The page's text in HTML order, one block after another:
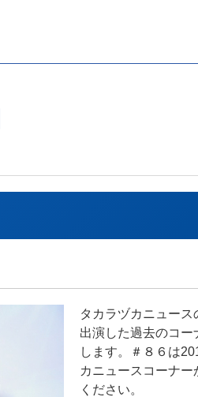
タカラヅカニュー
出演した過去のコ
します。＃８６は
カニュースコーナ
ください。